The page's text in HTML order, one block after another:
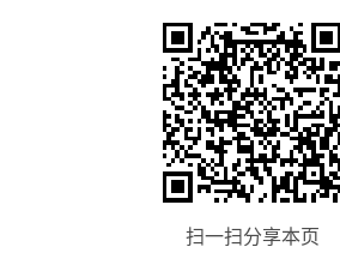
扫一扫分享本页